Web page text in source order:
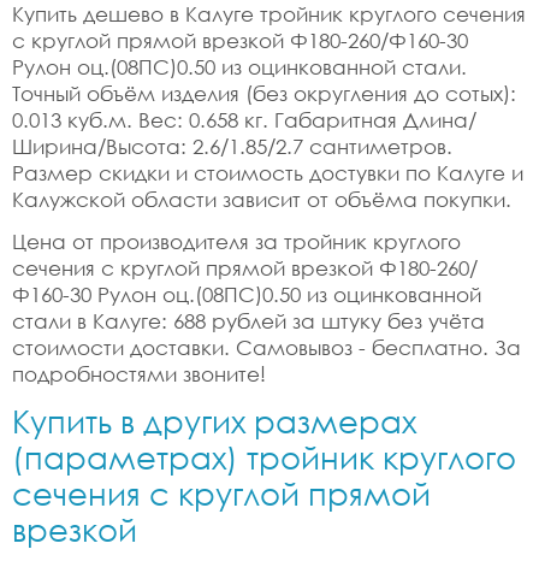
Купить дешево в Калуге тройник круглого сечения
с круглой прямой врезкой Ф180-260/Ф160-30
Рулон оц.(08ПС)0.50 из оцинкованной стали.
Точный объём изделия (без округления до сотых):
0.013 куб.м. Вес: 0.658 кг. Габаритная Длина/
Ширина/Высота: 2.6/1.85/2.7 сантиметров.
Размер скидки и стоимость достувки по Калуге и
Калужской области зависит от объёма покупки.
Цена от производителя за тройник круглого
сечения с круглой прямой врезкой Ф180-260/
Ф160-30 Рулон оц.(08ПС)0.50 из оцинкованной
стали в Калуге: 688 рублей за штуку без учёта
стоимости доставки. Самовывоз - бесплатно. За
подробностями звоните!
Купить в других размерах
(параметрах) тройник круглого
сечения с круглой прямой
врезкой